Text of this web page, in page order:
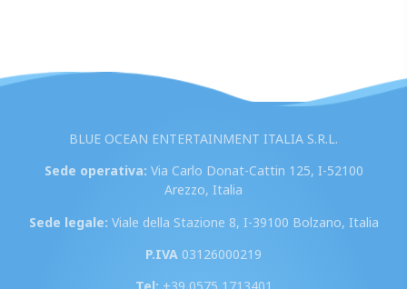
BLUE OCEAN ENTERTAINMENT ITALIA S.R.L.
Sede operativa: Via Carlo Donat-Cattin 125, I-52100
Arezzo, Italia
Sede legale: Viale della Stazione 8, I-39100 Bolzano, Italia
P.IVA 03126000219